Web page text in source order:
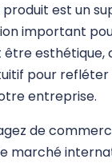
produit est un
important
être esthétique,
pour refléter
entreprise.
de
marché